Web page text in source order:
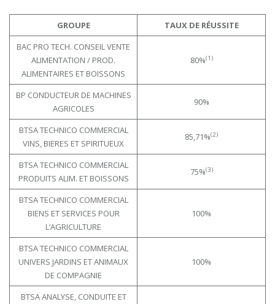
GROUPE
TAUX DE RÉUSSITE
BAC PRO TECH. CONSEIL VENTE
ALIMENTATION / PROD.
ALIMENTAIRES ET BOISSONS
80%(1)
BP CONDUCTEUR DE MACHINES
AGRICOLES
90%
BTSA TECHNICO COMMERCIAL
VINS, BIERES ET SPIRITUEUX
85,71%(2)
BTSA TECHNICO COMMERCIAL
PRODUITS ALIM. ET BOISSONS
75%(3)
BTSA TECHNICO COMMERCIAL
BIENS ET SERVICES POUR
L’AGRICULTURE
100%
BTSA TECHNICO COMMERCIAL
UNIVERS JARDINS ET ANIMAUX
DE COMPAGNIE
100%
BTSA ANALYSE, CONDUITE ET